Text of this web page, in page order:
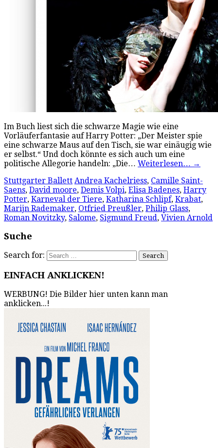
Im Buch liest sich die schwarze Magie wie eine
Vorläuferfantasie auf Harry Potter: „Der Meister spie
eine schwarze Maus auf den Tisch, sie war einäugig wie
er selbst.“ Und doch könnte es sich auch um eine
politische Allegorie handeln: „Die… Weiterlesen… →
Stuttgarter Ballett Andrea Kachelriess, Camille Saint-
Saens, David moore, Demis Volpi, Elisa Badenes, Harry
Potter, Karneval der Tiere, Katharina Schlipf, Krabat,
Marijn Rademaker, Otfried Preußler, Philip Glass,
Roman Novitzky, Salome, Sigmund Freud, Vivien Arnold
Suche
Search for:
EINFACH ANKLICKEN!
WERBUNG! Die Bilder hier unten kann man
anklicken...!